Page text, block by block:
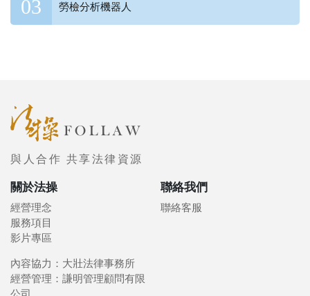
勞檢分析機器人
與人合作 共享法律資源
關於法操
經營理念
服務項目
影片專區
聯絡我們
聯絡客服
內容協力：大壯法律事務所
經營管理：謙明管理顧問有限